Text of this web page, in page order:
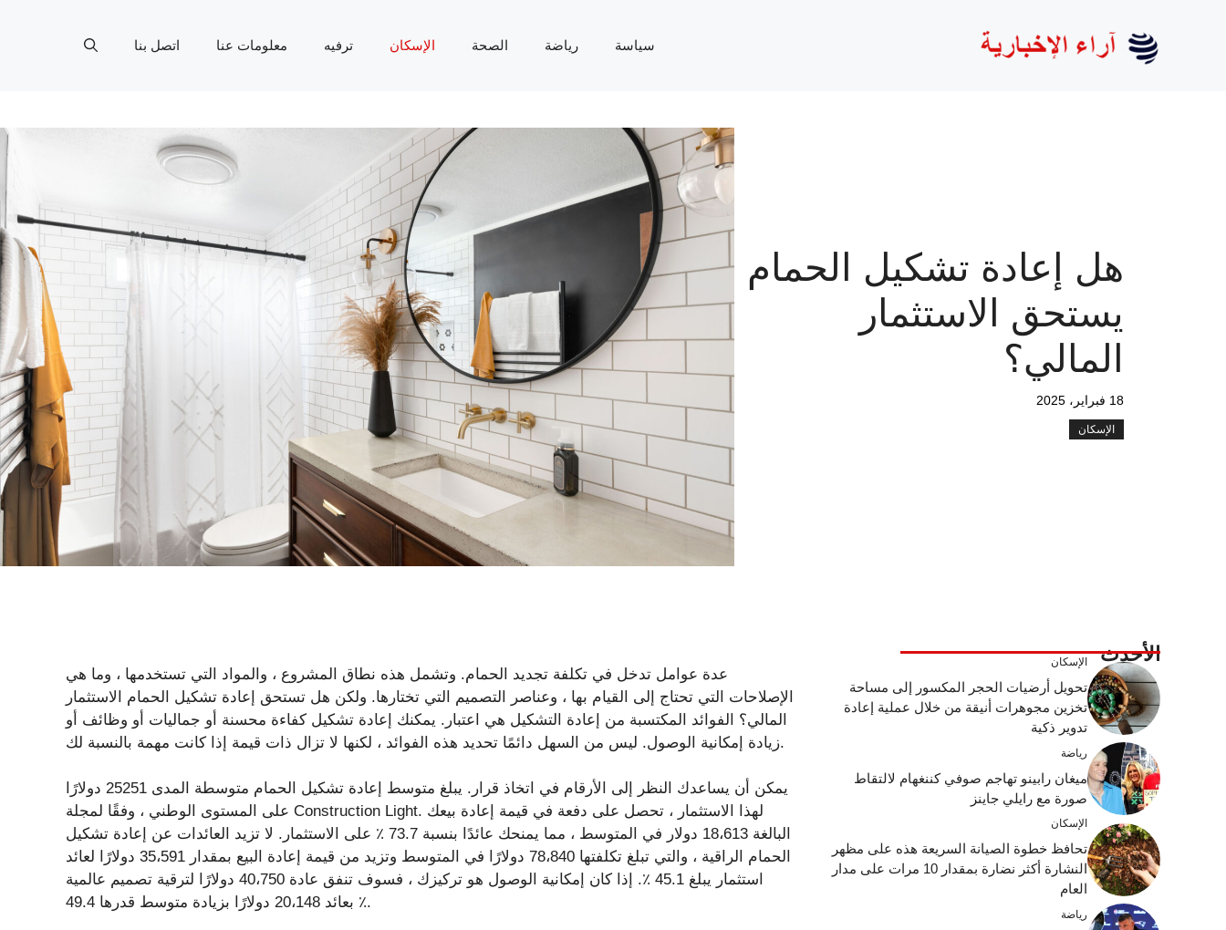
سياسة رياضة الصحة الإسكان ترفيه معلومات عنا اتصل بنا
هل إعادة تشكيل الحمام
يستحق الاستثمار
المالي؟
18 فبراير، 2025
الإسكان
عدة عوامل تدخل في تكلفة تجديد الحمام. وتشمل هذه نطاق المشروع ، والمواد التي تستخدمها ، وما هي
الإصلاحات التي تحتاج إلى القيام بها ، وعناصر التصميم التي تختارها. ولكن هل تستحق إعادة تشكيل الحمام الاستثمار
المالي؟ الفوائد المكتسبة من إعادة التشكيل هي اعتبار. يمكنك إعادة تشكيل كفاءة محسنة أو جماليات أو وظائف أو
زيادة إمكانية الوصول. ليس من السهل دائمًا تحديد هذه الفوائد ، لكنها لا تزال ذات قيمة إذا كانت مهمة بالنسبة لك.
يمكن أن يساعدك النظر إلى الأرقام في اتخاذ قرار. يبلغ متوسط ​​إعادة تشكيل الحمام متوسطة المدى 25251 دولارًا
على المستوى الوطني ، وفقًا لمجلة Construction Light. لهذا الاستثمار ، تحصل على دفعة في قيمة إعادة بيعك
البالغة 18،613 دولار في المتوسط ​​، مما يمنحك عائدًا بنسبة 73.7 ٪ على الاستثمار. لا تزيد العائدات عن إعادة تشكيل
الحمام الراقية ، والتي تبلغ تكلفتها 78،840 دولارًا في المتوسط ​​وتزيد من قيمة إعادة البيع بمقدار 35،591 دولارًا لعائد
استثمار يبلغ 45.1 ٪. إذا كان إمكانية الوصول هو تركيزك ، فسوف تنفق عادة 40،750 دولارًا لترقية تصميم عالمية
بعائد 20،148 دولارًا بزيادة متوسط ​​قدرها 49.4 ٪.
الأحدث الإسكان
تحويل أرضيات الحجر المكسور إلى مساحة
تخزين مجوهرات أنيقة من خلال عملية إعادة
تدوير ذكية
رياضة
ميغان رابينو تهاجم صوفي كننغهام لالتقاط
صورة مع رايلي جاينز
الإسكان
تحافظ خطوة الصيانة السريعة هذه على مظهر
النشارة أكثر نضارة بمقدار 10 مرات على مدار
العام
رياضة